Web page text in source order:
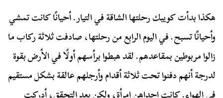
هكذا بدأت كويبك رحلتها الشاقة في التيار. أحيانًا كانت تمشي
وأحيانًا تسبح. في اليوم الرابع من رحلتها، صادفت ثلاثة ركاب ما
زالوا مربوطين بمقاعدهم. لقد هبطوا برأسهم أولًا في الأرض بقوة
لدرجة أنهم دفنوا تحت ثلاثة أقدام وأرجلهم عالقة بشكل مستقيم